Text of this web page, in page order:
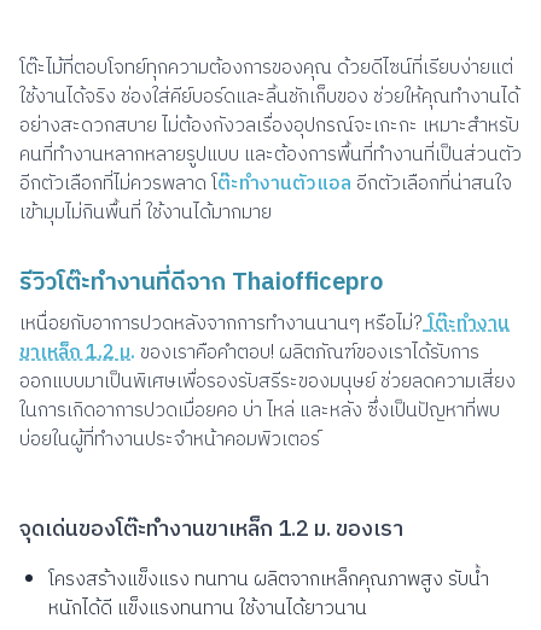
โต๊ะไม้ที่ตอบโจทย์ทุกความต้องการของคุณ ด้วยดีไซน์ที่เรียบง่ายแต่
ใช้งานได้จริง ช่องใส่คีย์บอร์ดและลิ้นชักเก็บของ ช่วยให้คุณทำงานได้
อย่างสะดวกสบาย ไม่ต้องกังวลเรื่องอุปกรณ์จะเกะกะ เหมาะสำหรับ
คนที่ทำงานหลากหลายรูปแบบ และต้องการพื้นที่ทำงานที่เป็นส่วนตัว
อีกตัวเลือกที่ไม่ควรพลาด โต๊ะทำงานตัวแอล อีกตัวเลือกที่น่าสนใจ
เข้ามุมไม่กินพื้นที่ ใช้งานได้มากมาย
รีวิวโต๊ะทำงานที่ดีจาก Thaiofficepro
เหนื่อยกับอาการปวดหลังจากการทำงานนานๆ หรือไม่?โต๊ะทำงาน
ขาเหล็ก 1.2 ม. ของเราคือคำตอบ! ผลิตภัณฑ์ของเราได้รับการ
ออกแบบมาเป็นพิเศษเพื่อรองรับสรีระของมนุษย์ ช่วยลดความเสี่ยง
ในการเกิดอาการปวดเมื่อยคอ บ่า ไหล่ และหลัง ซึ่งเป็นปัญหาที่พบ
บ่อยในผู้ที่ทำงานประจำหน้าคอมพิวเตอร์
จุดเด่นของโต๊ะทำงานขาเหล็ก 1.2 ม. ของเรา
โครงสร้างแข็งแรง ทนทาน ผลิตจากเหล็กคุณภาพสูง รับน้ำ
หนักได้ดี แข็งแรงทนทาน ใช้งานได้ยาวนาน